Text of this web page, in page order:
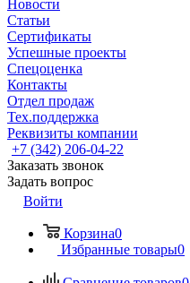
Новости
Статьи
Сертификаты
Успешные проекты
Спецоценка
Контакты
Отдел продаж
Тех.поддержка
Реквизиты компании
+7 (342) 206-04-22
Заказать звонок
Задать вопрос
Войти
Корзина0
Избранные товары0